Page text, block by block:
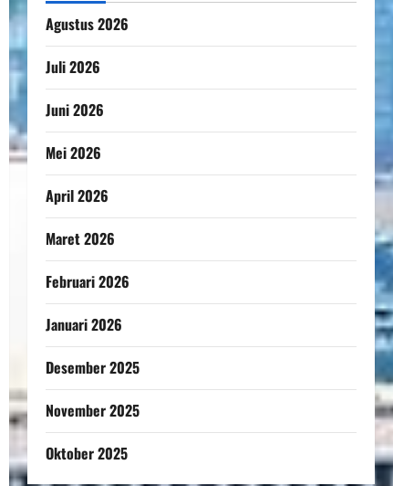
Agustus 2026
Juli 2026
Juni 2026
Mei 2026
April 2026
Maret 2026
Februari 2026
Januari 2026
Desember 2025
November 2025
Oktober 2025